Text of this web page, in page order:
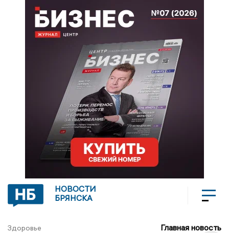
НОВОСТИ
БРЯНСКА
Здоровье Главная новость